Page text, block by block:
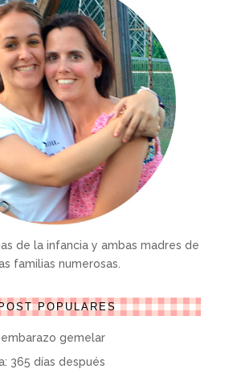
de la infancia y ambas madres de
familias numerosas.
POPULARES
gemelar
365 días después